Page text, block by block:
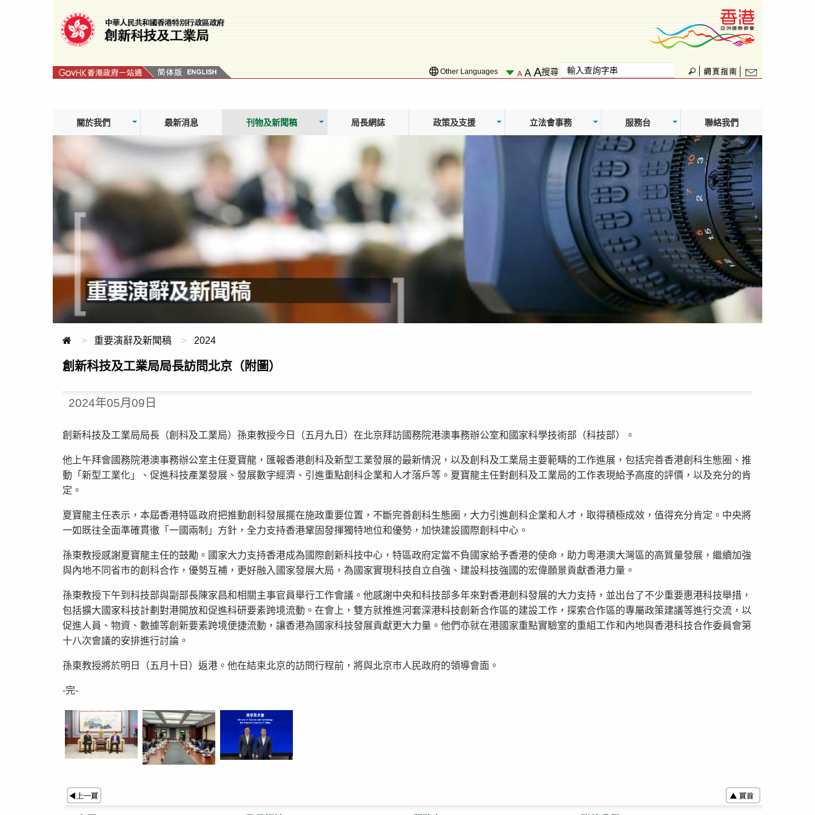
Other Languages A A A搜尋
關於我們 最新消息 刊物及新聞稿 局長網誌 政策及支援 立法會事務 服務台 聯絡我們
重要演辭及新聞稿 2024
創新科技及工業局局長訪問北京（附圖）
2024年05月09日
創新科技及工業局局長（創科及工業局）孫東教授今日（五月九日）在北京拜訪國務院港澳事務辦公室和國家科學技術部（科技部）。
他上午拜會國務院港澳事務辦公室主任夏寶龍，匯報香港創科及新型工業發展的最新情況，以及創科及工業局主要範疇的工作進展，包括完善香港創科生態圈、推
動「新型工業化」、促進科技產業發展、發展數字經濟、引進重點創科企業和人才落戶等。夏寶龍主任對創科及工業局的工作表現給予高度的評價，以及充分的肯
定。
夏寶龍主任表示，本屆香港特區政府把推動創科發展擺在施政重要位置，不斷完善創科生態圈，大力引進創科企業和人才，取得積極成效，值得充分肯定。中央將
一如既往全面準確貫徹「一國兩制」方針，全力支持香港鞏固發揮獨特地位和優勢，加快建設國際創科中心。
孫東教授感謝夏寶龍主任的鼓勵。國家大力支持香港成為國際創新科技中心，特區政府定當不負國家給予香港的使命，助力粵港澳大灣區的高質量發展，繼續加強
與內地不同省市的創科合作，優勢互補，更好融入國家發展大局，為國家實現科技自立自強、建設科技強國的宏偉願景貢獻香港力量。
孫東教授下午到科技部與副部長陳家昌和相關主事官員舉行工作會議。他感謝中央和科技部多年來對香港創科發展的大力支持，並出台了不少重要惠港科技舉措，
包括擴大國家科技計劃對港開放和促進科研要素跨境流動。在會上，雙方就推進河套深港科技創新合作區的建設工作，探索合作區的專屬政策建議等進行交流，以
促進人員、物資、數據等創新要素跨境便捷流動，讓香港為國家科技發展貢獻更大力量。他們亦就在港國家重點實驗室的重組工作和內地與香港科技合作委員會第
十八次會議的安排進行討論。
孫東教授將於明日（五月十日）返港。他在結束北京的訪問行程前，將與北京市人民政府的領導會面。
-完-